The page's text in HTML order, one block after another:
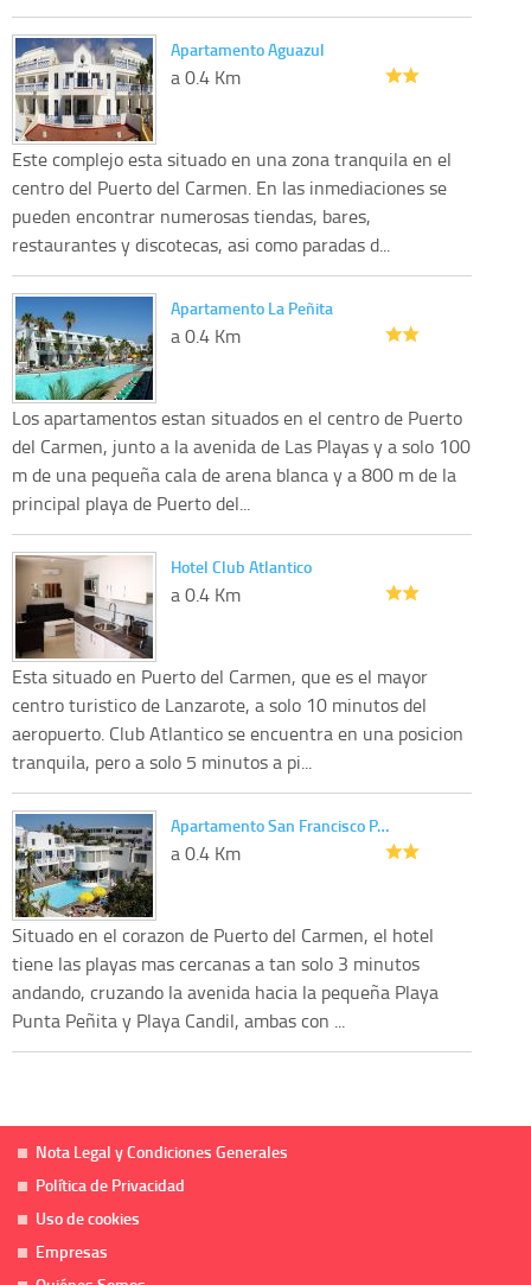
Apartamento Aguazul
a 0.4 Km
Este complejo esta situado en una zona tranquila en el
centro del Puerto del Carmen. En las inmediaciones se
pueden encontrar numerosas tiendas, bares,
restaurantes y discotecas, asi como paradas d...
Apartamento La Peñita
a 0.4 Km
Los apartamentos estan situados en el centro de Puerto
del Carmen, junto a la avenida de Las Playas y a solo 100
m de una pequeña cala de arena blanca y a 800 m de la
principal playa de Puerto del...
Hotel Club Atlantico
a 0.4 Km
Esta situado en Puerto del Carmen, que es el mayor
centro turistico de Lanzarote, a solo 10 minutos del
aeropuerto. Club Atlantico se encuentra en una posicion
tranquila, pero a solo 5 minutos a pi...
Apartamento San Francisco P…
a 0.4 Km
Situado en el corazon de Puerto del Carmen, el hotel
tiene las playas mas cercanas a tan solo 3 minutos
andando, cruzando la avenida hacia la pequeña Playa
Punta Peñita y Playa Candil, ambas con ...
Nota Legal y Condiciones Generales
Política de Privacidad
Uso de cookies
Empresas